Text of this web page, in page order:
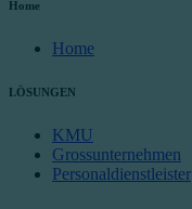
Home
Home
LÖSUNGEN
KMU
Grossunternehmen
Personaldienstleister